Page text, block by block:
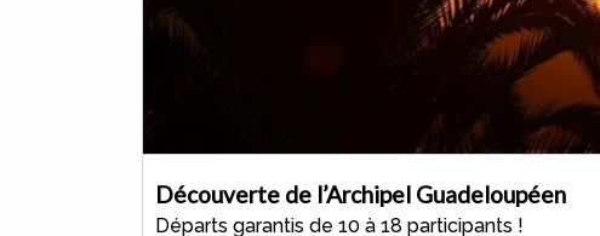
Découverte de l’Archipel Guadeloupéen
Départs garantis de 10 à 18 participants !